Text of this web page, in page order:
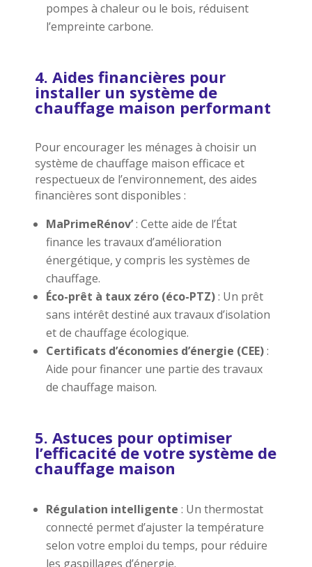
pompes à chaleur ou le bois, réduisent
l’empreinte carbone.
4. Aides financières pour
installer un système de
chauffage maison performant
Pour encourager les ménages à choisir un
système de chauffage maison efficace et
respectueux de l’environnement, des aides
financières sont disponibles :
MaPrimeRénov’: Cette aide de l’État
finance les travaux d’amélioration
énergétique, y compris les systèmes de
chauffage.
Éco-prêt à taux zéro (éco-PTZ): Un prêt
sans intérêt destiné aux travaux d’isolation
et de chauffage écologique.
Certificats d’économies d’énergie (CEE):
Aide pour financer une partie des travaux
de chauffage maison.
5. Astuces pour optimiser
l’efficacité de votre système de
chauffage maison
Régulation intelligente : Un thermostat
connecté permet d’ajuster la température
selon votre emploi du temps, pour réduire
les gaspillages d’énergie.